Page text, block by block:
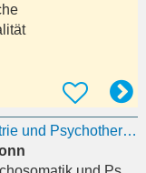
Oberarzt (w/m/d) Psychiatrie und Psychotherapie und/oder Psychosomatische Medizin und